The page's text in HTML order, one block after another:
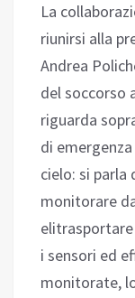
La
riunirsi alla
Andrea
del soccorso
riguarda
di
cielo: si parla
monitorare
i sensori ed
monitorate,